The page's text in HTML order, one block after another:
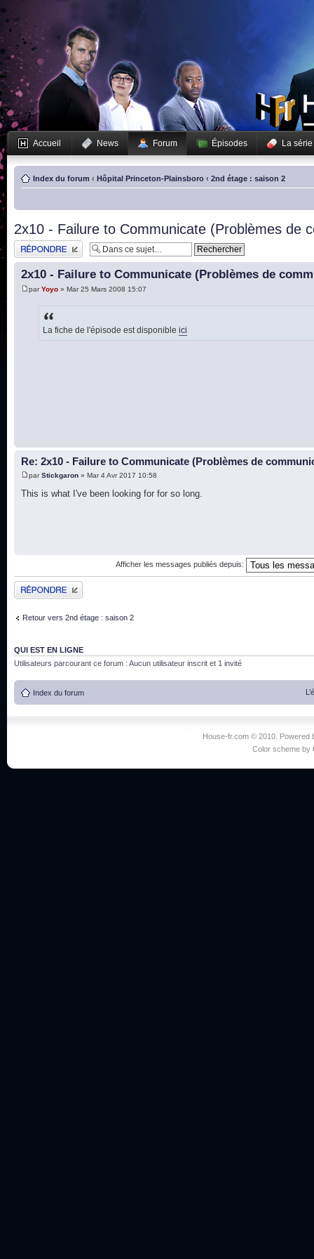
Accueil News Forum Épisodes La série
Index du forum ‹ Hôpital Princeton-Plainsboro ‹ 2nd étage : saison 2
2x10 - Failure to Communicate (Problèmes de
Publier une réponse
2x10 - Failure to Communicate (Problèmes de
parYoyo » Mar 25 Mars 2008 15:07
La fiche de l'épisode est disponible ici
Re: 2x10 - Failure to Communicate (Problèmes de
parStickgaron » Mar 4 Avr 2017 10:58
This is what I've been looking for for so long.
Afficher les messages publiés depuis:
Publier une réponse
Retour vers 2nd étage : saison 2
QUI EST EN LIGNE
Utilisateurs parcourant ce forum : Aucun utilisateur inscrit et 1 invité
Index du forum
House-fr.com © 2010. Powered
Color scheme by